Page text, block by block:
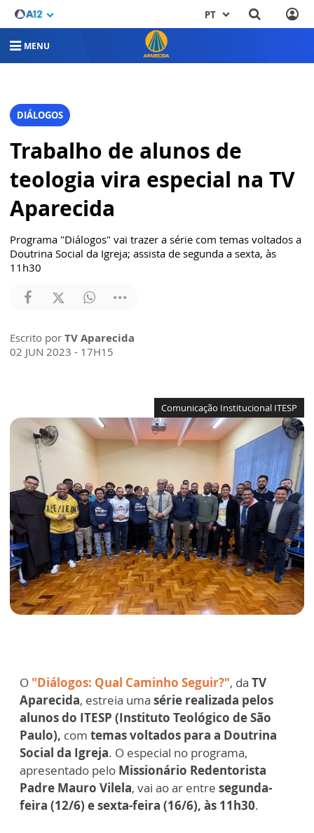
PT
MENU
DIÁLOGOS
Trabalho de alunos de
teologia vira especial na TV
Aparecida
Programa "Diálogos" vai trazer a série com temas voltados a
Doutrina Social da Igreja; assista de segunda a sexta, às
11h30
Escrito por TV Aparecida
02 JUN 2023 - 17H15
Comunicação Institucional ITESP
O "Diálogos: Qual Caminho Seguir?", da TV
Aparecida, estreia uma série realizada pelos
alunos do ITESP (Instituto Teológico de São
Paulo), com temas voltados para a Doutrina
Social da Igreja. O especial no programa,
apresentado pelo Missionário Redentorista
Padre Mauro Vilela, vai ao ar entre segunda-
feira (12/6) e sexta-feira (16/6), às 11h30.